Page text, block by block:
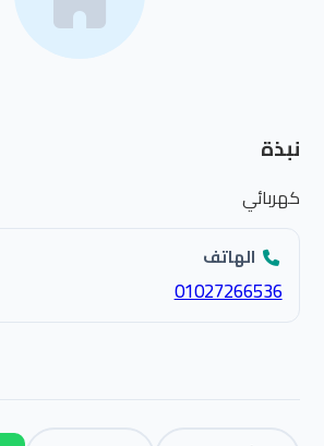
نبذة
كهربائي
الهاتف
01027266536